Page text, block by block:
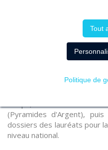
l’objectif de réussir la
développement de la Ville
PYRAMIDES D’OR : UNE
Fédération des
(Pyramides d'Argent),
dossiers des lauréats pour
niveau national.
Tout
Politique de